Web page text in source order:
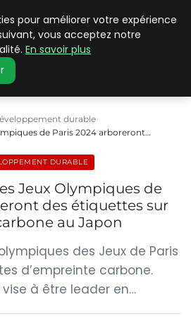
ADVANCED
durable
de Paris 2024 arboreront…
DURABLE
Jeux Olympiques de
des étiquettes sur
au Japon
olympiques des Jeux de Paris
d’empreinte carbone.
vise à être leader en…
pour améliorer votre expérience
vous acceptez notre
En savoir plus